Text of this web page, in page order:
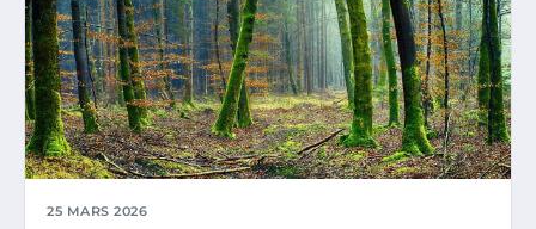
25 MARS 2026